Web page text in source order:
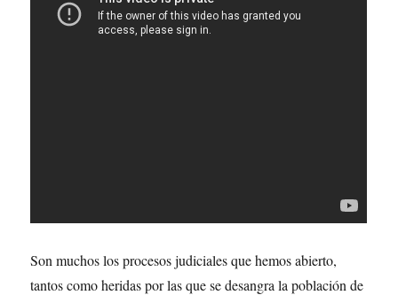
Son muchos los procesos judiciales que hemos abierto,
tantos como heridas por las que se desangra la población de